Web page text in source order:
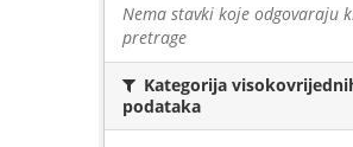
Nema stavki koje odgovaraju
pretrage
Kategorija
podataka